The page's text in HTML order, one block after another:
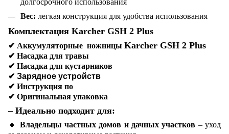
Вес: легкая конструкция для удобства использования
Комплектация Karcher GSH 2 Plus
✔ Аккумуляторные ножницы Karcher GSH 2 Plus
✔ Насадка для травы
✔ Насадка для кустарников
✔ Зарядное устройств
✔ Инструкция по
✔ Оригинальная упаковка
– Идеально подходит для:
🔸 Владельцы частных домов и дачных участков – уход